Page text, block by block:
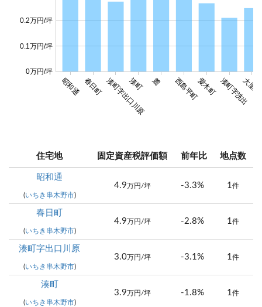
昭和通 春日町 湊町字出口川原
湊町 麓 西島平町愛木町湊町字洗出
大里
0万円/坪
0.1万円/坪
0.2万円/坪
住宅地 固定資産税評価額 前年比 地点数
昭和通
(いちき串木野市)
4.9 万円/坪 -3.3% 1件
春日町
(いちき串木野市)
4.9 万円/坪 -2.8% 1件
湊町字出口川原
(いちき串木野市)
3.0万円/坪 -3.1% 1件
湊町
(いちき串木野市)
3.9 万円/坪 -1.8% 1件